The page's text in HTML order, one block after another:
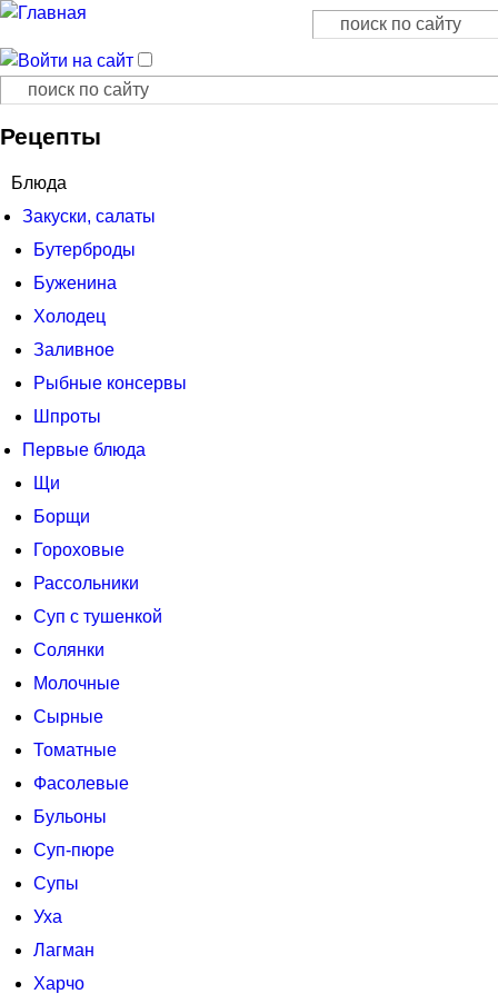
Форма поиска
Поиск
Форма поиска
Поиск
Рецепты
Блюда
Закуски, салаты
Бутерброды
Буженина
Холодец
Заливное
Рыбные консервы
Шпроты
Первые блюда
Щи
Борщи
Гороховые
Рассольники
Суп с тушенкой
Солянки
Молочные
Сырные
Томатные
Фасолевые
Бульоны
Суп-пюре
Супы
Уха
Лагман
Харчо